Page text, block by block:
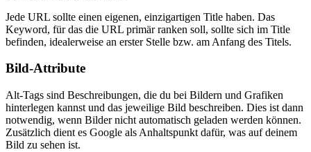
Jede URL sollte einen eigenen, einzigartigen Title haben. Das
Keyword, für das die URL primär ranken soll, sollte sich im Title
befinden, idealerweise an erster Stelle bzw. am Anfang des Titels.
Bild-Attribute
Alt-Tags sind Beschreibungen, die du bei Bildern und Grafiken
hinterlegen kannst und das jeweilige Bild beschreiben. Dies ist dann
notwendig, wenn Bilder nicht automatisch geladen werden können.
Zusätzlich dient es Google als Anhaltspunkt dafür, was auf deinem
Bild zu sehen ist.